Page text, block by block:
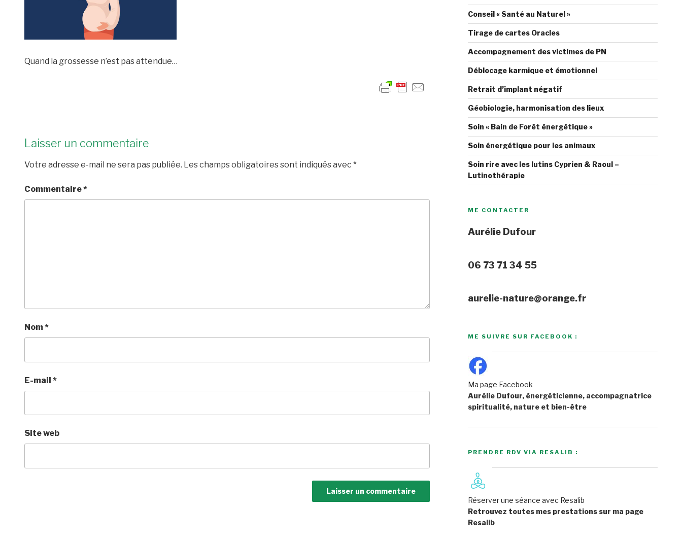
Quand la grossesse n’est pas attendue…
Laisser un commentaire
Votre adresse e-mail ne sera pas publiée. Les champs obligatoires sont indiqués avec *
Commentaire*
Nom*
E-mail *
Site web
Conseil « Santé au Naturel »
Tirage de cartes Oracles
Accompagnement des victimes de PN
Déblocage karmique et émotionnel
Retrait d’implant négatif
Géobiologie, harmonisation des lieux
Soin « Bain de Forêt énergétique »
Soin énergétique pour les animaux
Soin rire avec les lutins Cyprien & Raoul –
Lutinothérapie
ME CONTACTER
Aurélie Dufour
06 73 71 34 55
aurelie-nature@orange.fr
ME SUIVRE SUR FACEBOOK :
Ma page Facebook
Aurélie Dufour, énergéticienne, accompagnatrice
spiritualité, nature et bien-être
PRENDRE RDV VIA RESALIB :
Réserver une séance avec Resalib
Retrouvez toutes mes prestations sur ma page
Resalib